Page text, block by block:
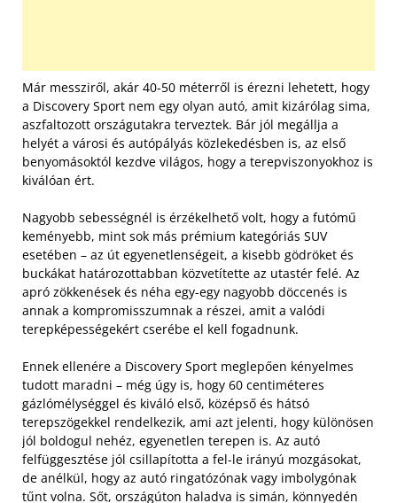
Már messziről, akár 40-50 méterről is érezni lehetett, hogy
a Discovery Sport nem egy olyan autó, amit kizárólag sima,
aszfaltozott országutakra terveztek. Bár jól megállja a
helyét a városi és autópályás közlekedésben is, az első
benyomásoktól kezdve világos, hogy a terepviszonyokhoz is
kiválóan ért.
Nagyobb sebességnél is érzékelhető volt, hogy a futómű
keményebb, mint sok más prémium kategóriás SUV
esetében – az út egyenetlenségeit, a kisebb gödröket és
buckákat határozottabban közvetítette az utastér felé. Az
apró zökkenések és néha egy-egy nagyobb döccenés is
annak a kompromisszumnak a részei, amit a valódi
terepképességekért cserébe el kell fogadnunk.
Ennek ellenére a Discovery Sport meglepően kényelmes
tudott maradni – még úgy is, hogy 60 centiméteres
gázlómélységgel és kiváló első, középső és hátsó
terepszögekkel rendelkezik, ami azt jelenti, hogy különösen
jól boldogul nehéz, egyenetlen terepen is. Az autó
felfüggesztése jól csillapította a fel-le irányú mozgásokat,
de anélkül, hogy az autó ringatózónak vagy imbolygónak
tűnt volna. Sőt, országúton haladva is simán, könnyedén